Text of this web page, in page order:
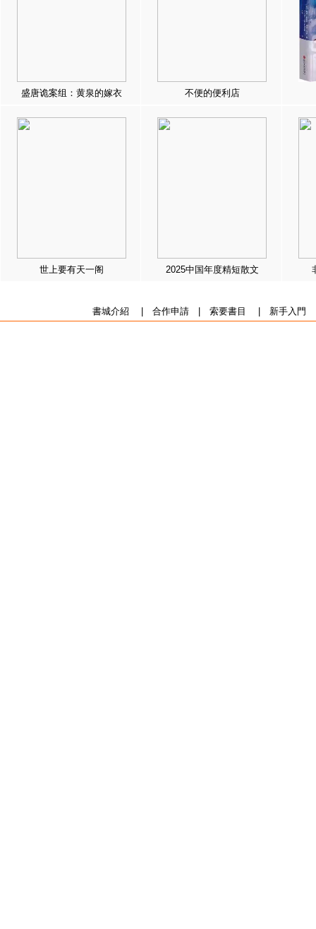
盛唐诡案组：黄泉的嫁衣 不便的便利店
世上要有天一阁 2025中国年度精短散文
書城介紹 合作申請| 索要書目 新手入門